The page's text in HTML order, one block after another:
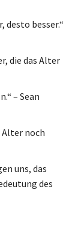
desto besser.“
die das Alter
– Sean
Alter noch
uns, das
des